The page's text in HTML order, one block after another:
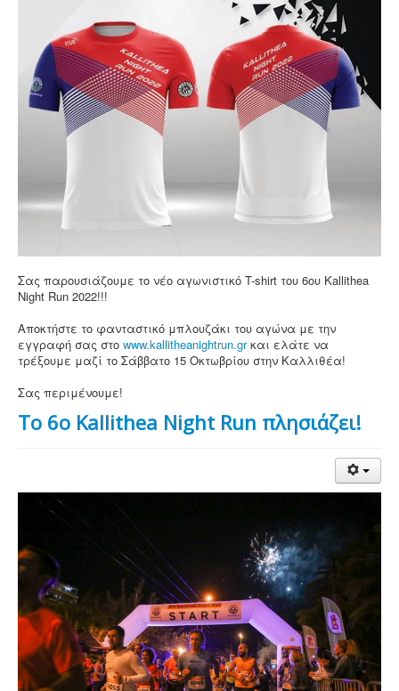
Χορηγοί
Επικοινωνία
Σας παρουσιάζουμε το νέο αγωνιστικό T-shirt του 6ου Kallithea
Night Run 2022!!!
Αποκτήστε το φανταστικό μπλουζάκι του αγώνα με την
εγγραφή σας στο www.kallitheanightrun.grκαι ελάτε να
τρέξουμε μαζί το Σάββατο 15 Οκτωβρίου στην Καλλιθέα!
Σας περιμένουμε!
Το 6o Kallithea Night Run πλησιάζει!